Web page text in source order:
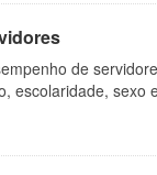
de
escolaridade, sexo